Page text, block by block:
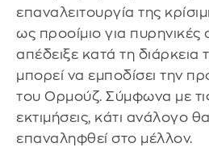
επαναλειτουργία της
ως προοίμιο για πυρηνικές
απέδειξε κατά τη διάρκεια
μπορεί να εμποδίσει την
του Ορμούζ. Σύμφωνα με
εκτιμήσεις, κάτι ανάλογο
επαναληφθεί στο μέλλον.